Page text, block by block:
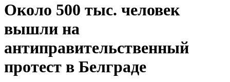
Около 500 тыс. человек
вышли на
антиправительственный
протест в Белграде